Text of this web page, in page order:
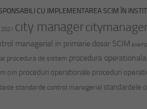
CU IMPLEMENTAREA SCIM ÎN
2021 city manager
managerial in primarie dosar SCIM
procedura de sistem procedura operationala
cim proceduri operationale proceduri
standarde control managerial standardele